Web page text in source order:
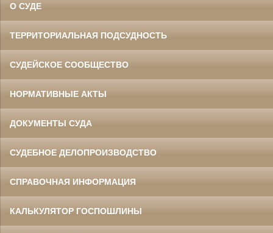
О СУДЕ
ТЕРРИТОРИАЛЬНАЯ ПОДСУДНОСТЬ
СУДЕЙСКОЕ СООБЩЕСТВО
НОРМАТИВНЫЕ АКТЫ
ДОКУМЕНТЫ СУДА
СУДЕБНОЕ ДЕЛОПРОИЗВОДСТВО
СПРАВОЧНАЯ ИНФОРМАЦИЯ
КАЛЬКУЛЯТОР ГОСПОШЛИНЫ